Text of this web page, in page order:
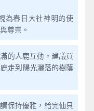
為春日大社神明的使
尊崇。
的人鹿互動，建議買
走到陽光灑落的樹蔭
保持優雅，給完仙貝